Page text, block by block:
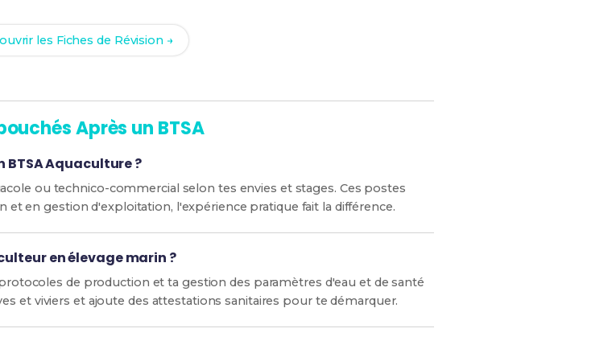
les Fiches de Révision →
Après un BTSA
BTSA Aquaculture ?
ou technico-commercial selon tes envies et stages. Ces postes
en gestion d'exploitation, l'expérience pratique fait la différence.
en élevage marin ?
de production et ta gestion des paramètres d'eau et de santé
et viviers et ajoute des attestations sanitaires pour te démarquer.